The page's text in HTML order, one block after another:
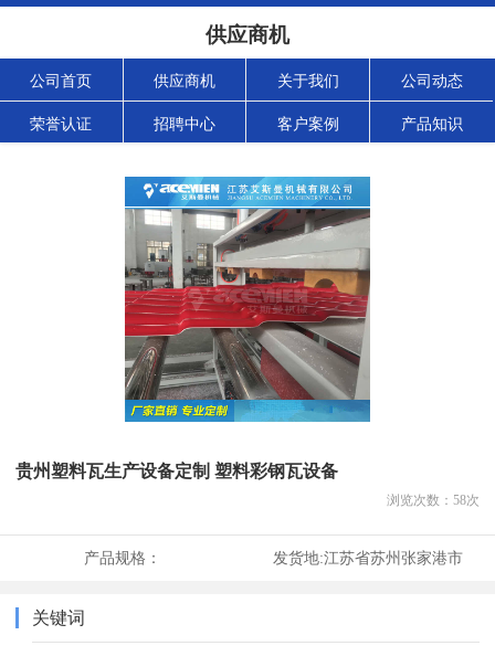
供应商机
公司首页 供应商机 关于我们 公司动态
荣誉认证 招聘中心 客户案例 产品知识
贵州塑料瓦生产设备定制 塑料彩钢瓦设备
浏览次数： 58次
产品规格： 发货地:江苏省苏州张家港市
关键词